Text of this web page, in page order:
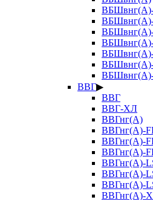
ВВГ▶
ВВГ
ВВГ-ХЛ
ВВГнг(А)
ВВГнг(А)-
ВВГнг(А)-
ВВГнг(А)-
ВВГнг(А)-
ВВГнг(А)-
ВВГнг(А)-
ВВГнг(А)-